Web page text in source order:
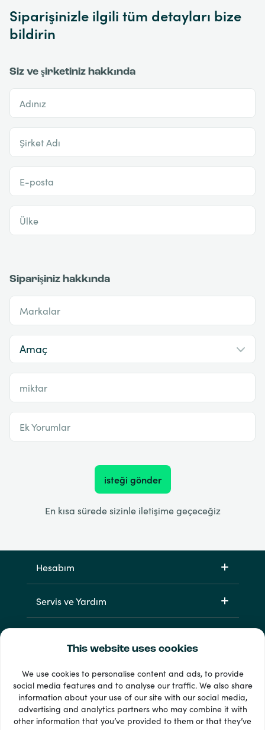
This website uses cookies
We use cookies to personalise content and ads, to provide
social media features and to analyse our traffic. We also share
information about your use of our site with our social media,
advertising and analytics partners who may combine it with
other information that you’ve provided to them or that they’ve
Siparişinizle ilgili tüm detayları bize
bildirin
Siz ve şirketiniz hakkında
Adınız
Şirket Adı
E-posta
Ülke
Siparişiniz hakkında
Markalar
miktar
Ek Yorumlar
isteği gönder
En kısa sürede sizinle iletişime geçeceğiz
Hesabım
Servis ve Yardım